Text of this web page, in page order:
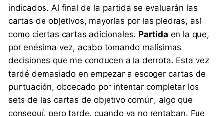
indicados. Al final de la partida se evaluarán las
cartas de objetivos, mayorías por las piedras, así
como ciertas cartas adicionales. Partida en la que,
por enésima vez, acabo tomando malísimas
decisiones que me conducen a la derrota. Esta vez
tardé demasiado en empezar a escoger cartas de
puntuación, obcecado por intentar completar los
sets de las cartas de objetivo común, algo que
conseguí, pero tarde, cuando ya no rentaban. Fue